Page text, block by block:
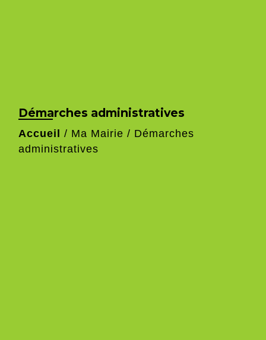
Démarches administratives
Accueil / Ma Mairie / Démarches
administratives